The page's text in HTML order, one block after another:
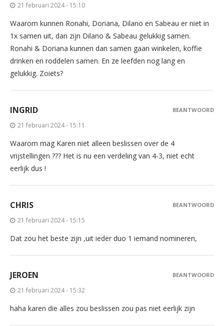
21 februari 2024 - 15:10
Waarom kunnen Ronahi, Doriana, Dilano en Sabeau er niet in
1x samen uit, dan zijn Dilano & Sabeau gelukkig samen.
Ronahi & Doriana kunnen dan samen gaan winkelen, koffie
drinken en roddelen samen. En ze leefden nog lang en
gelukkig. Zoiets?
INGRID
21 februari 2024 - 15:11
Waarom mag Karen niet alleen beslissen over de 4
vrijstellingen ??? Het is nu een verdeling van 4-3, niet echt
eerlijk dus !
BEANTWOORD
CHRIS
21 februari 2024 - 15:15
Dat zou het beste zijn ,uit ieder duo 1 iemand nomineren,
BEANTWOORD
JEROEN
21 februari 2024 - 15:32
haha karen die alles zou beslissen zou pas niet eerlijk zijn
BEANTWOORD